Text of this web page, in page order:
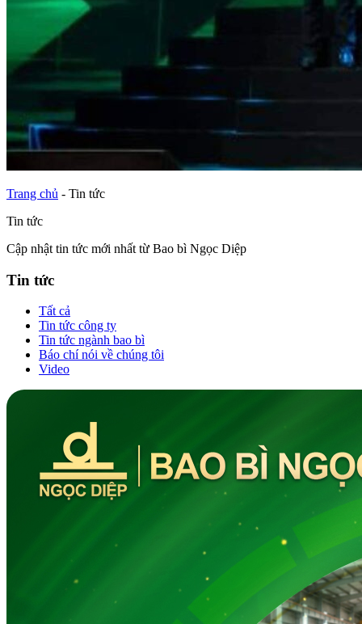
Trang chủ - Tin tức
Tin tức
Cập nhật tin tức mới nhất từ Bao bì Ngọc Diệp
Tin tức
Tất cả
Tin tức công ty
Tin tức ngành bao bì
Báo chí nói về chúng tôi
Video